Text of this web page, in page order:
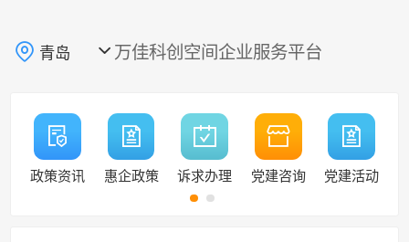
 青岛 万佳科创空间企业服务平台
政策资讯 惠企政策 诉求办理 党建咨询 党建活动